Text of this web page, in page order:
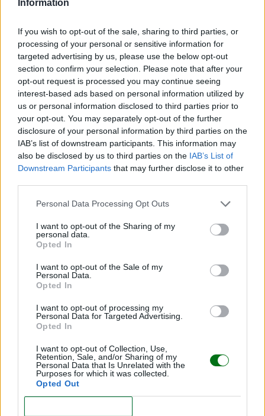
Information
If you wish to opt-out of the sale, sharing to third parties, or
processing of your personal or sensitive information for
targeted advertising by us, please use the below opt-out
section to confirm your selection. Please note that after your
opt-out request is processed you may continue seeing
interest-based ads based on personal information utilized by
us or personal information disclosed to third parties prior to
your opt-out. You may separately opt-out of the further
disclosure of your personal information by third parties on the
IAB’s list of downstream participants. This information may
also be disclosed by us to third parties on the IAB’s List of
Downstream Participants that may further disclose it to other
Personal Data Processing Opt Outs
I want to opt-out of the Sharing of my
personal data.
Opted In
I want to opt-out of the Sale of my
Personal Data.
Opted In
I want to opt-out of processing my
Personal Data for Targeted Advertising.
Opted In
I want to opt-out of Collection, Use,
Retention, Sale, and/or Sharing of my
Personal Data that Is Unrelated with the
Purposes for which it was collected.
Opted Out
descubrirás curiosidades que puede que no te hayas
planteado durante estos meses. ¡Mira el video y
diviértete con nuestros simpáticos futuros papás!
Autores
PERENÍGUEZ